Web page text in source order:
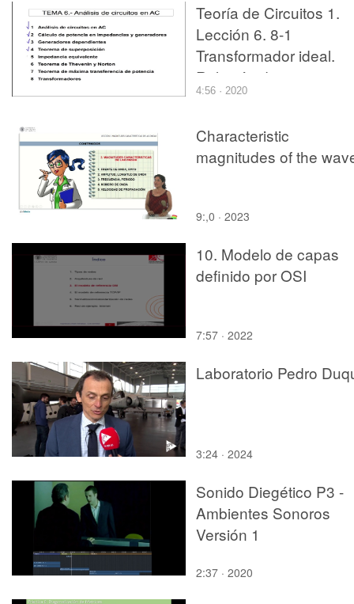
Teoría de Circuitos 1.
Lección 6. 8-1
Transformador ideal.
Relación de
transformación
4:56 · 2020
Characteristic
magnitudes of the
9:,0 · 2023
10. Modelo de capas
definido por OSI
7:57 · 2022
Laboratorio Pedro
3:24 · 2024
Sonido Diegético P3 -
Ambientes Sonoros
Versión 1
2:37 · 2020